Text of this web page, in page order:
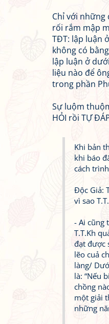
Chỉ với những
rối rắm mập
TĐT: lập luận
không có
lập luận ở
liệu nào để
trong phần
Sự luộm
HỎI rồi TỰ
Khi bản
khi báo
cách
Độc Giả:
vì sao
- Ai cũng
T.T.Kh
đạt được
lẽo cuả
làng/
là: “Nếu
chồng
một giải
những